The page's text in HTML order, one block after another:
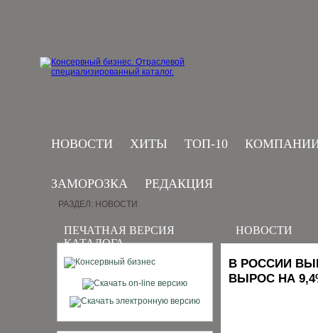
НОВОСТИ ХИТЫ ТОП-10
ЗАМОРОЗКА РЕДАКЦИЯ
ПЕЧАТНАЯ ВЕРСИЯ
КАТАЛОГА
РАЗДЕЛ: НОВОСТИ
НОВОСТИ
В РОССИИ
ВЫРОС НА